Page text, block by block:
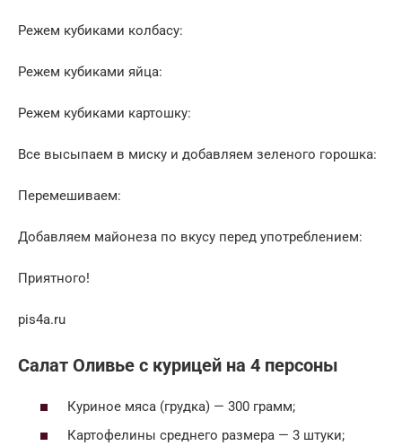
Режем кубиками колбасу:
Режем кубиками яйца:
Режем кубиками картошку:
Все высыпаем в миску и добавляем зеленого горошка:
Перемешиваем:
Добавляем майонеза по вкусу перед употреблением:
Приятного!
pis4a.ru
Салат Оливье с курицей на 4 персоны
Куриное мяса (грудка) — 300 грамм;
Картофелины среднего размера — 3 штуки;